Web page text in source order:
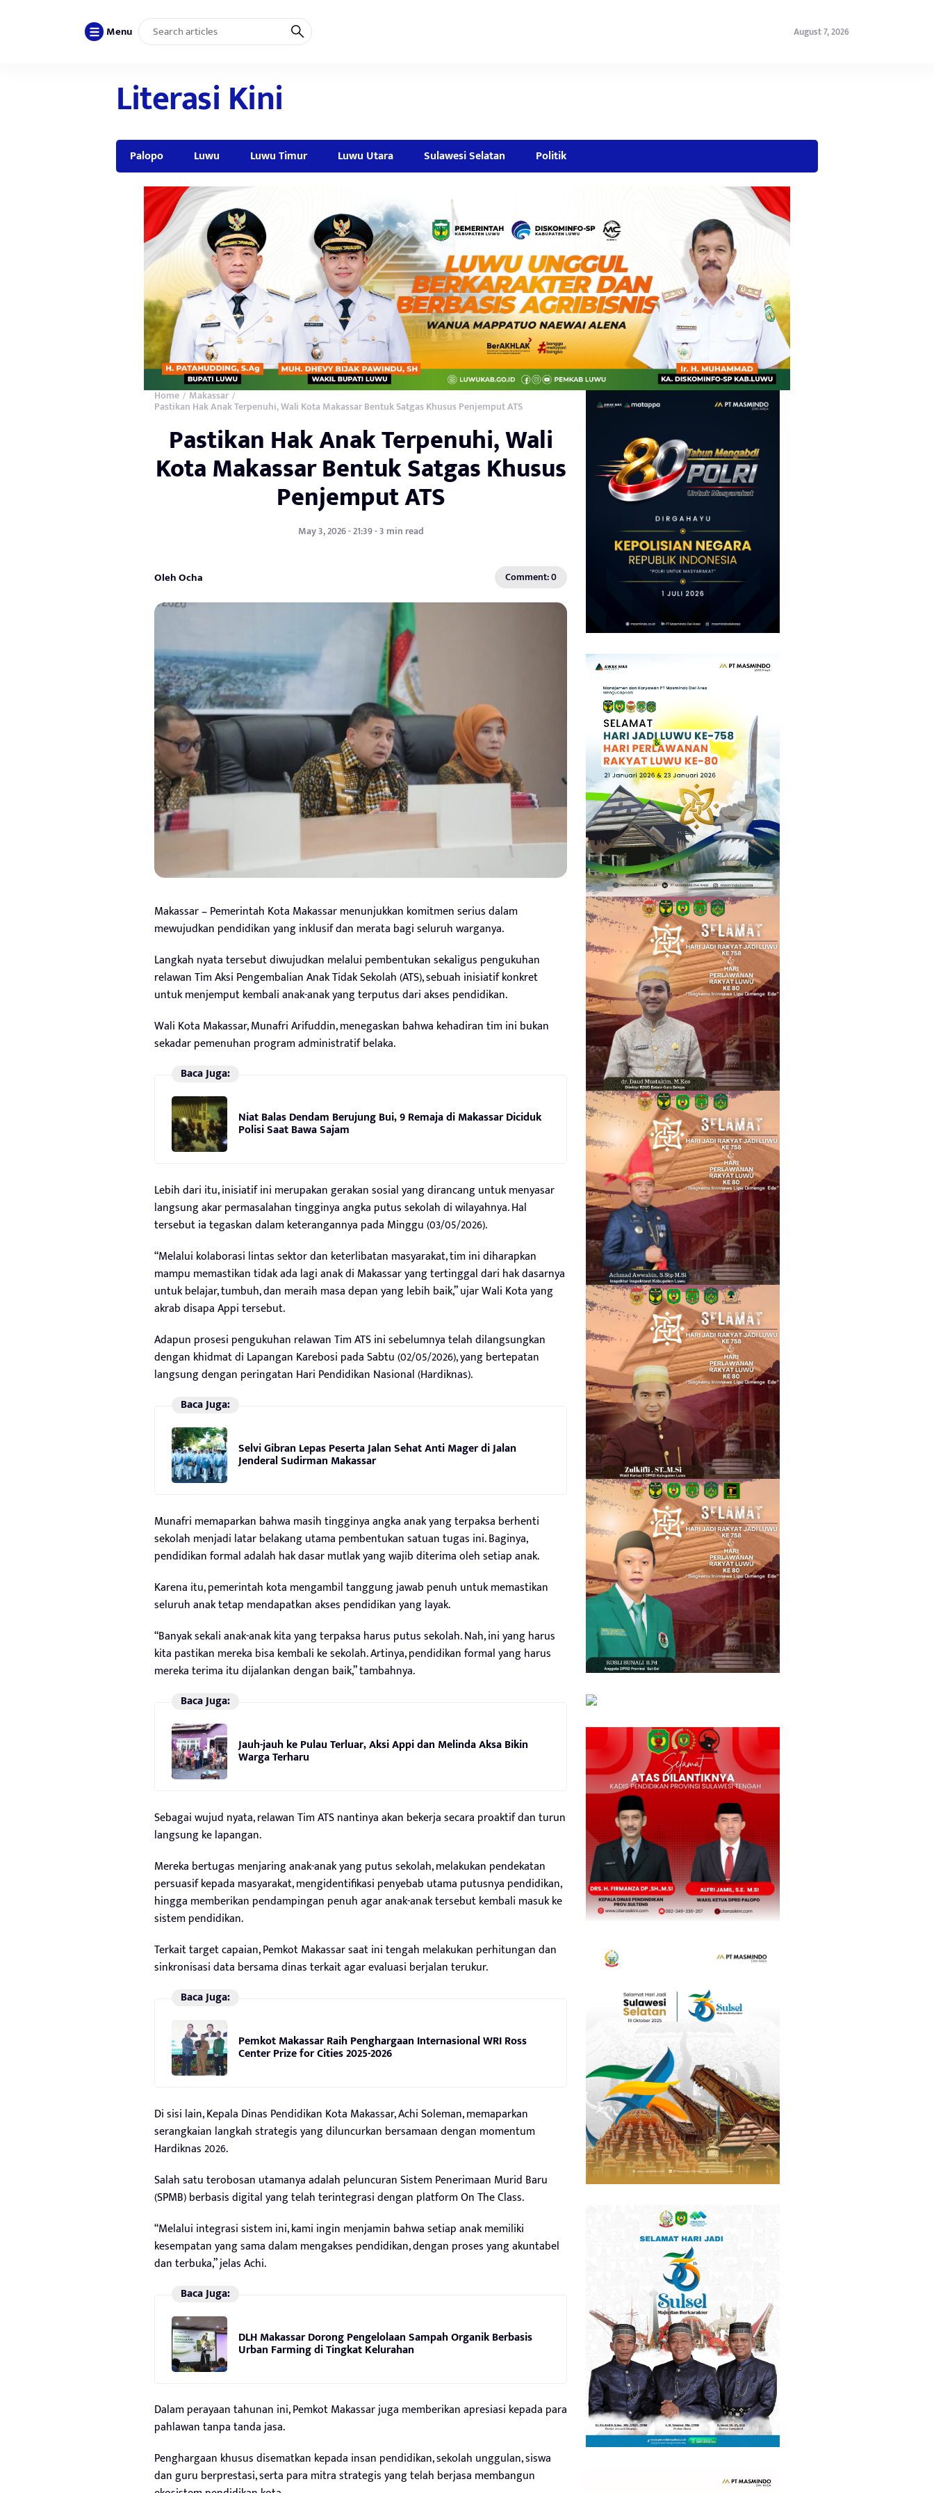
Menu August 7, 2026
Literasi Kini
Palopo Luwu Luwu Timur Luwu Utara Sulawesi Selatan Politik
Home / Makassar /
Pastikan Hak Anak Terpenuhi, Wali Kota Makassar Bentuk Satgas Khusus Penjemput ATS
Pastikan Hak Anak Terpenuhi, Wali
Kota Makassar Bentuk Satgas Khusus
Penjemput ATS
May 3, 2026 - 21:39 - 3 min read
Oleh Ocha Comment: 0
Makassar – Pemerintah Kota Makassar menunjukkan komitmen serius dalam
mewujudkan pendidikan yang inklusif dan merata bagi seluruh warganya.
Langkah nyata tersebut diwujudkan melalui pembentukan sekaligus pengukuhan
relawan Tim Aksi Pengembalian Anak Tidak Sekolah (ATS), sebuah inisiatif konkret
untuk menjemput kembali anak-anak yang terputus dari akses pendidikan.
Wali Kota Makassar, Munafri Arifuddin, menegaskan bahwa kehadiran tim ini bukan
sekadar pemenuhan program administratif belaka.
Baca Juga:
Niat Balas Dendam Berujung Bui, 9 Remaja di Makassar Diciduk
Polisi Saat Bawa Sajam
Lebih dari itu, inisiatif ini merupakan gerakan sosial yang dirancang untuk menyasar
langsung akar permasalahan tingginya angka putus sekolah di wilayahnya. Hal
tersebut ia tegaskan dalam keterangannya pada Minggu (03/05/2026).
“Melalui kolaborasi lintas sektor dan keterlibatan masyarakat, tim ini diharapkan
mampu memastikan tidak ada lagi anak di Makassar yang tertinggal dari hak dasarnya
untuk belajar, tumbuh, dan meraih masa depan yang lebih baik,” ujar Wali Kota yang
akrab disapa Appi tersebut.
Adapun prosesi pengukuhan relawan Tim ATS ini sebelumnya telah dilangsungkan
dengan khidmat di Lapangan Karebosi pada Sabtu (02/05/2026), yang bertepatan
langsung dengan peringatan Hari Pendidikan Nasional (Hardiknas).
Baca Juga:
Selvi Gibran Lepas Peserta Jalan Sehat Anti Mager di Jalan
Jenderal Sudirman Makassar
Munafri memaparkan bahwa masih tingginya angka anak yang terpaksa berhenti
sekolah menjadi latar belakang utama pembentukan satuan tugas ini. Baginya,
pendidikan formal adalah hak dasar mutlak yang wajib diterima oleh setiap anak.
Karena itu, pemerintah kota mengambil tanggung jawab penuh untuk memastikan
seluruh anak tetap mendapatkan akses pendidikan yang layak.
“Banyak sekali anak-anak kita yang terpaksa harus putus sekolah. Nah, ini yang harus
kita pastikan mereka bisa kembali ke sekolah. Artinya, pendidikan formal yang harus
mereka terima itu dijalankan dengan baik,” tambahnya.
Baca Juga:
Jauh-jauh ke Pulau Terluar, Aksi Appi dan Melinda Aksa Bikin
Warga Terharu
Sebagai wujud nyata, relawan Tim ATS nantinya akan bekerja secara proaktif dan turun
langsung ke lapangan.
Mereka bertugas menjaring anak-anak yang putus sekolah, melakukan pendekatan
persuasif kepada masyarakat, mengidentifikasi penyebab utama putusnya pendidikan,
hingga memberikan pendampingan penuh agar anak-anak tersebut kembali masuk ke
sistem pendidikan.
Terkait target capaian, Pemkot Makassar saat ini tengah melakukan perhitungan dan
sinkronisasi data bersama dinas terkait agar evaluasi berjalan terukur.
Baca Juga:
Pemkot Makassar Raih Penghargaan Internasional WRI Ross
Center Prize for Cities 2025-2026
Di sisi lain, Kepala Dinas Pendidikan Kota Makassar, Achi Soleman, memaparkan
serangkaian langkah strategis yang diluncurkan bersamaan dengan momentum
Hardiknas 2026.
Salah satu terobosan utamanya adalah peluncuran Sistem Penerimaan Murid Baru
(SPMB) berbasis digital yang telah terintegrasi dengan platform On The Class.
“Melalui integrasi sistem ini, kami ingin menjamin bahwa setiap anak memiliki
kesempatan yang sama dalam mengakses pendidikan, dengan proses yang akuntabel
dan terbuka,” jelas Achi.
Baca Juga:
DLH Makassar Dorong Pengelolaan Sampah Organik Berbasis
Urban Farming di Tingkat Kelurahan
Dalam perayaan tahunan ini, Pemkot Makassar juga memberikan apresiasi kepada para
pahlawan tanpa tanda jasa.
Penghargaan khusus disematkan kepada insan pendidikan, sekolah unggulan, siswa
dan guru berprestasi, serta para mitra strategis yang telah berjasa membangun